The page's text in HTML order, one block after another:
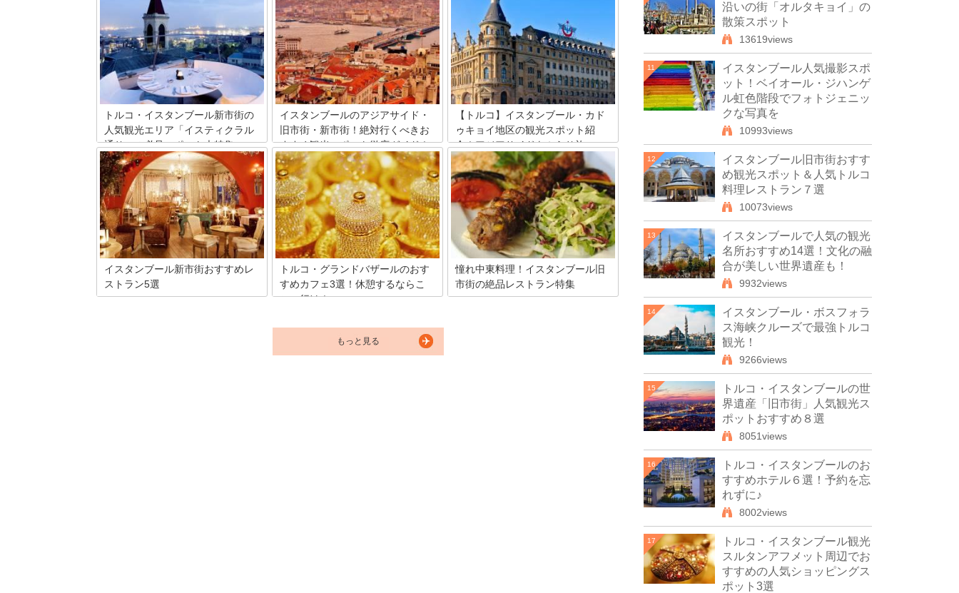
トルコ・イスタンブールへ旅行へ行った
ら絶対に訪れたい場所の一つが『グラン
ド・バザール』。お土産にぴったりなア
イテムが見つかるショップが所狭しと立
ち並ぶ人気の観光スポットです。けれ
ど、お店がありすぎていったいどこで買
い物をしたらいいのか迷ってしまいそ
う・・・。そこで日本人観光客にとって
も人気のある、ショッピングにオススメ
な厳選のお土産やさん8店を一挙ご紹介
いたします。
西洋と東洋の文化が絶妙に混ざり合う魅
惑の都市イスタンブール。特に旧市街の
ベヤズット&エミノニュ周辺にはイスタ
ンブールで絶対に立ち寄りたいおすすめ
ショップがそこかしこに存在します。今
回はここだけはハズせない買い物スポッ
ト8店をご紹介したいと思います♪
の魅力をあわせもったトルコ。今回は、
イスタンブールに観光に訪れたら、一度
は泊まってみたい超高級ラグジュアリー
ホテルを紹介します。あの有名な小説家
が泊まった老舗の五つ星ホテルや、歴史
溢れる外観からは想像がつかないスタイ
リッシュな内装のホテル、刑務所や宮殿
を改装したホテルまであります。
トルコ・イスタンブール新市街の
人気観光エリア「イスティクラル
通り」の必見スポット大特集
トルコの首都イスタンブール随一の繁華
街と言えば、新市街にあるイスティクラ
ル通り。繁華街には路面電車が走り、毎
日観光客や地元の人たちで賑わう歩行者
天国となっています。今回はイスティク
ラル通りに行ったら是非訪れたい必見ス
ポットをご紹介します。
イスタンブールのアジアサイド・
旧市街・新市街！絶対行くべきお
すすめ観光スポット徹底ガイド！
トルコの中心地、イスタンブールはヨー
ロッパ・サイドとアジア・サイドに分か
れています。ヨーロッパサイドには旧市
街・新市街があり、観光名所の多いヨー
ロッパ・サイドに人気が傾きがちです
が、アジア・サイドにも魅力がいっぱ
い！今回は様々な逸話が残る美しい建築
物とともに、地域別にイスタンブールの
おすすめ観光スポットを紹介していきま
す！
【トルコ】イスタンブール・カド
ゥキョイ地区の観光スポット紹
介！アジアサイドをぶらり旅
海に隔てられている都市イスタンブール
ですが、主な観光スポットはどうしても
ヨーロッパ側にかたよりがち。でもアジ
ア側にだって魅力的な街があるんです！
ヨーロッパ側とはひと味違った旅の風情
を楽しんで見ませんか？今回はイスタン
ブール市民にも人気のあるカドゥキョイ
地区をご紹介します。
イスタンブール新市街おすすめレ
ストラン5選
トルコ・グランドバザールのおす
すめカフェ3選！休憩するならこ
こへ行け！
かせないグランドバザールでのお買い物
ですが、お店の数、品物の数、人の数に
圧倒されながら巨大な市場を歩いている
憧れ中東料理！イスタンブール旧
市街の絶品レストラン特集
もっと見る
沿いの街「オルタキョイ」の
散策スポット
13619views
11
イスタンブール人気撮影スポ
ット！ベイオール・ジハンゲ
ル虹色階段でフォトジェニッ
クな写真を
10993views
12
イスタンブール旧市街おすす
め観光スポット＆人気トルコ
料理レストラン７選
10073views
13
イスタンブールで人気の観光
名所おすすめ14選！文化の融
合が美しい世界遺産も！
9932views
14
イスタンブール・ボスフォラ
ス海峡クルーズで最強トルコ
観光！
9266views
15
トルコ・イスタンブールの世
界遺産「旧市街」人気観光ス
ポットおすすめ８選
8051views
16
トルコ・イスタンブールのお
すすめホテル６選！予約を忘
れずに♪
8002views
17
トルコ・イスタンブール観光
スルタンアフメット周辺でお
すすめの人気ショッピングス
ポット3選